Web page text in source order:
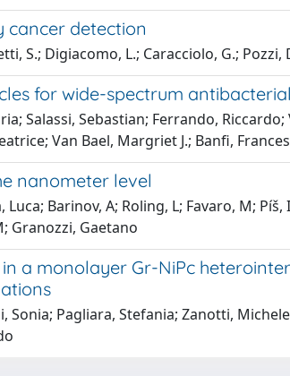
detection
S.; Digiacomo, L.; Caracciolo, G.; Pozzi,
for wide-spectrum
Salassi, Sebastian; Ferrando,
Van Bael, Margriet J.; Banfi,
nanometer level
Barinov, A; Roling, L; Favaro, M;
Granozzi, Gaetano
a monolayer Gr-NiPc
Pagliara, Stefania; Zanotti,